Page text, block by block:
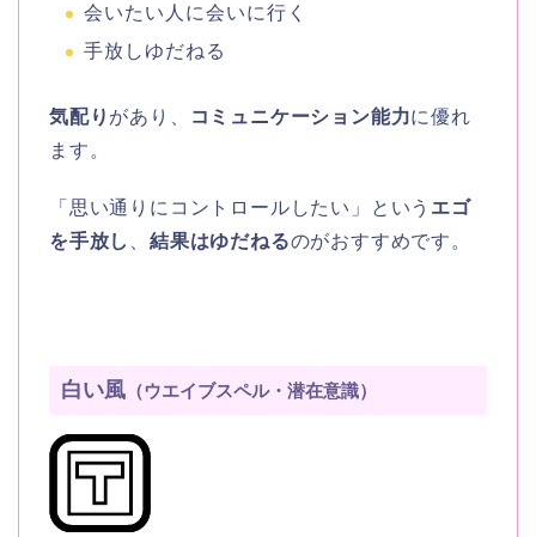
会いたい人に会いに行く
手放しゆだねる
気配り があり、 コミュニケーション能力に優れ
ます。
「思い通りにコントロールしたい」という エゴ
を手放し
、結果はゆだねるのがおすすめです。
白い風 （ウエイブスペル・潜在意識）